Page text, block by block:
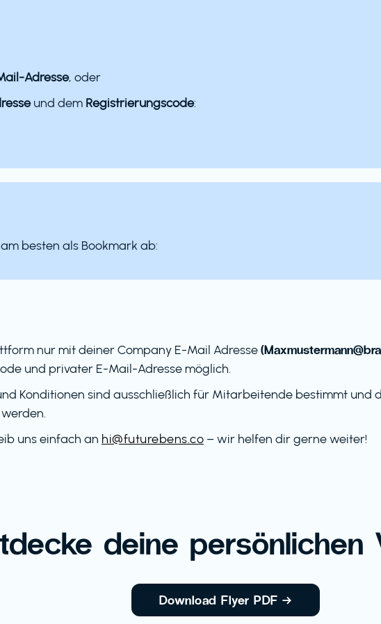
Adresse, oder
und dem Registrierungscode:
besten als Bookmark ab:
nur mit deiner Company E-Mail Adresse
und privater E-Mail-Adresse möglich.
Konditionen sind ausschließlich für Mitarbeitende bestimmt und
uns einfach an hi@futurebens.co – wir helfen dir gerne weiter!
deine persönlichen
Download Flyer PDF →